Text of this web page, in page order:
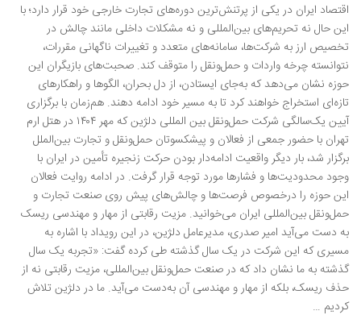
اقتصاد ایران در یکی از پرتنش‌ترین دوره‌های تجارت خارجی خود قرار دارد؛ با
این حال نه تحریم‌های بین‌المللی و نه مشکلات داخلی مانند چالش در
تخصیص ارز به شرکت‌ها، سامانه‌های متعدد و تغییرات ناگهانی مقررات،
نتوانسته چرخه واردات و حمل‌ونقل را متوقف کند. صحبت‌های بازیگران این
حوزه نشان می‌دهد که به‌جای ایستادن، از دل بحران، الگوها و راهکارهای
تازه‌ای استخراج خواهند کرد تا به مسیر خود ادامه دهند. هم‌زمان با برگزاری
آیین یک‌سالگی شرکت حمل‌ونقل بین المللی دلژین که مهر ۱۴۰۴ در هتل ارم
تهران با حضور جمعی از فعالان و پیشکسوتان حمل‌ونقل و تجارت بین‌الملل
برگزار شد، بار دیگر واقعیت ادامه‌دار بودن حرکت زنجیره تأمین در ایران با
وجود محدودیت‌ها و فشارها مورد توجه قرار گرفت. در ادامه روایت فعالان
این حوزه را درخصوص فرصت‌ها و چالش‌های پیش روی صنعت تجارت و
حمل‌ونقل بین‌المللی ایران می‌خوانید. مزیت رقابتی از مهار و مهندسی ریسک
به دست می‌آید امیر صدری، مدیرعامل دلژین، در این رویداد با اشاره به
مسیری که این شرکت در یک سال گذشته طی کرده گفت: «تجربه یک سال
گذشته به ما نشان داد که در صنعت حمل‌ونقل بین‌المللی، مزیت رقابتی نه از
حذف ریسک، بلکه از مهار و مهندسی آن به‌دست می‌آید. ما در دلژین تلاش
کردیم …